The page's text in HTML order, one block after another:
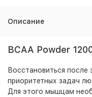
Описание
BCAA Powder
Восстановиться после
приоритетных задач
Для этого мышцам